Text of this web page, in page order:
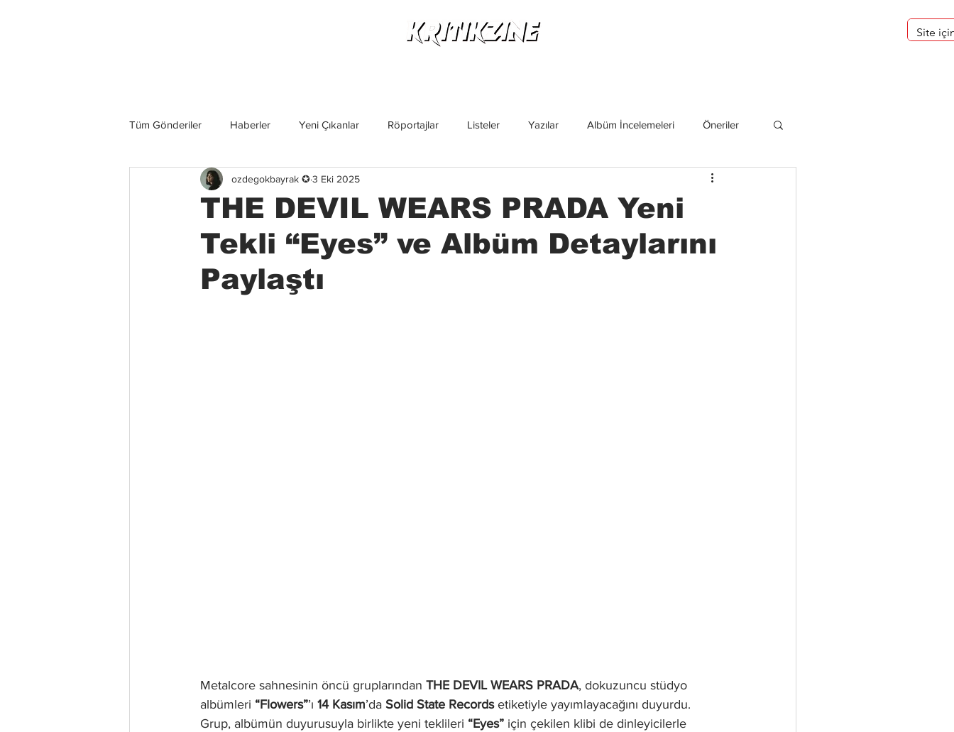
Tüm Gönderiler Haberler Yeni Çıkanlar Röportajlar Listeler Yazılar Albüm İncelemeleri Öneriler
Grup İncelemeleri Konserler İncelemeler
THE DEVIL WEARS PRADA Yeni
Tekli “Eyes” ve Albüm Detaylarını
Paylaştı
ozdegokbayrak ✪ 3 Eki 2025
Metalcore sahnesinin öncü gruplarından THE DEVIL WEARS PRADA, dokuzuncu stüdyo
albümleri “Flowers”’ı 14 Kasım’da Solid State Records etiketiyle yayımlayacağını duyurdu.
Grup, albümün duyurusuyla birlikte yeni teklileri “Eyes” için çekilen klibi de dinleyicilerle